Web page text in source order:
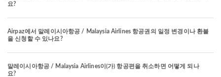
요?
Airpaz에서 말레이시아항공 / Malaysia Airlines 항공권의 일정 변경이나 환불
을 신청할 수 있나요?
말레이시아항공 / Malaysia Airlines이(가) 항공편을 취소하면 어떻게 되나
요?